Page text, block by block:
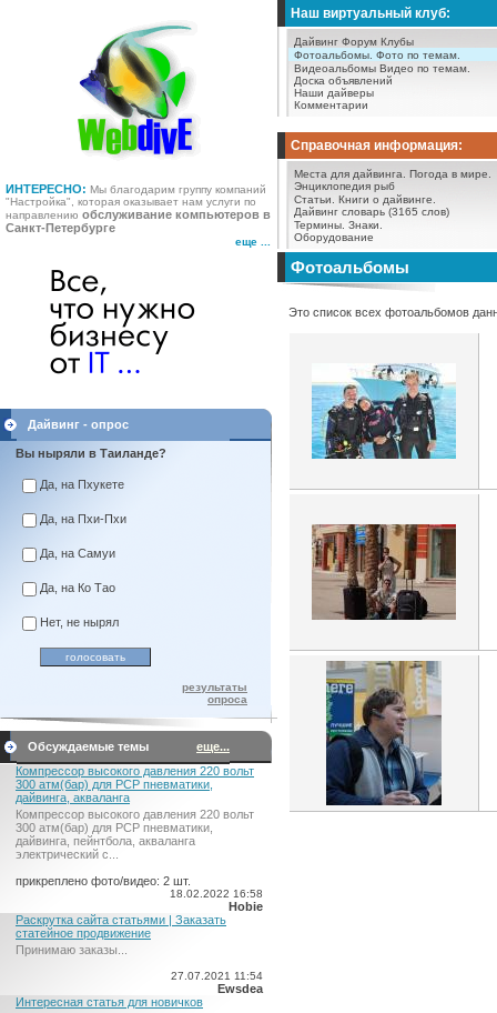
ИНТЕРЕСНО: Мы благодарим группу компаний
"Настройка", которая оказывает нам услуги по
направлению обслуживание компьютеров в
Санкт-Петербурге
еще ...
Наш виртуальный клуб:
Дайвинг Форум Клубы
Фотоальбомы. Фото по темам.
Видеоальбомы Видео по темам.
Доска объявлений
Наши дайверы
Комментарии
Справочная информация:
Места для дайвинга.
Погода в мире.
Энциклопедия рыб
Статьи.
Книги о дайвинге.
Дайвинг словарь (3165 слов)
Термины. Знаки.
Оборудование
Дайвинг - опрос
Вы ныряли в Таиланде?
Да, на Пхукете
Да, на Пхи-Пхи
Да, на Самуи
Да, на Ко Тао
Нет, не нырял
результаты
опроса
Обсуждаемые темы
еще...
Компрессор высокого давления 220 вольт
300 атм(бар) для PCP пневматики,
дайвинга, акваланга
Компрессор высокого давления 220 вольт
300 атм(бар) для PCP пневматики,
дайвинга, пейнтбола, акваланга
электрический c...
прикреплено фото/видео: 2 шт.
18.02.2022 16:58
Hobie
Раскрутка сайта статьями | Заказать
статейное продвижение
Принимаю заказы...
27.07.2021 11:54
Ewsdea
Интересная статья для новичков
Фотоальбомы
Это список всех фотоальбомов